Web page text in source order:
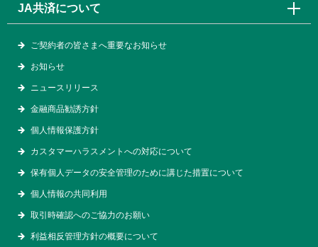
JA共済について
ご契約者の皆さまへ重要なお知らせ
お知らせ
ニュースリリース
金融商品勧誘方針
個人情報保護方針
カスタマーハラスメントへの対応について
保有個人データの安全管理のために講じた措置について
個人情報の共同利用
取引時確認へのご協力のお願い
利益相反管理方針の概要について